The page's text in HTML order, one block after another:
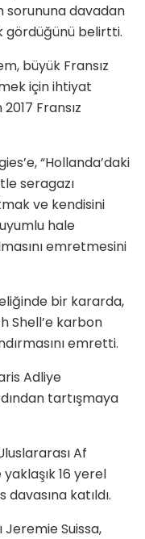
sorununa davadan
gördüğünü belirtti.
büyük Fransız
için ihtiyat
Fransız
“Hollanda’daki
seragazı
ve kendisini
hale
emretmesini
bir kararda,
Shell’e karbon
emretti.
Adliye
tartışmaya
Af
16 yerel
katıldı.
Jeremie Suissa,